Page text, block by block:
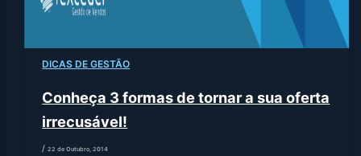
DICAS DE GESTÃO
Conheça 3 formas de tornar a sua oferta
irrecusável!
/22 de Outubro, 2014